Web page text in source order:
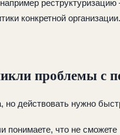
реструктуризацию
конкретной организации.
проблемы с
но действовать нужно
понимаете, что не сможете